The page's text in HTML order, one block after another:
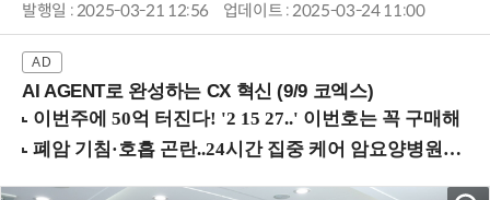
발행일 : 2025-03-21 12:56 업데이트 : 2025-03-24 11:00
AI AGENT로 완성하는 CX 혁신 (9/9 코엑스)